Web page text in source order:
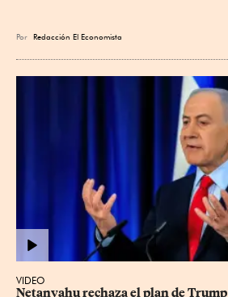
Por Redacción El Economista
VIDEO
Netanyahu rechaza el plan de Trump